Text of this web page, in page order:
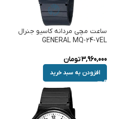
ساعت مچی مردانه کاسیو جنرال
GENERAL MQ-24-7EL
3,960,000تومان
افزودن به سبد خرید